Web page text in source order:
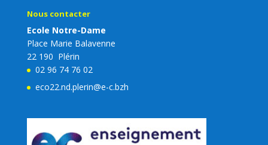
Nous contacter
Ecole Notre-Dame
Place Marie Balavenne
22 190 Plérin
02 96 74 76 02
eco22.nd.plerin@e-c.bzh